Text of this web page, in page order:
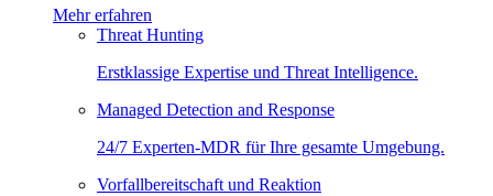
Mehr erfahren
Threat Hunting
Erstklassige Expertise und Threat Intelligence.
Managed Detection and Response
24/7 Experten-MDR für Ihre gesamte Umgebung.
Vorfallbereitschaft und Reaktion